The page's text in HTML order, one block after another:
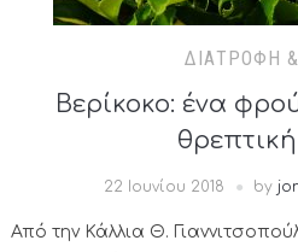
ΔΙΑΤΡΟΦΉ
Βερίκοκο: ένα
22 Ιουνίου 2018 by
Από την Κάλλια Θ.